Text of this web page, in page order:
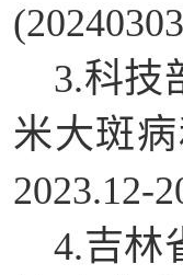
3.科技
米大斑
2023.12-
4.吉林